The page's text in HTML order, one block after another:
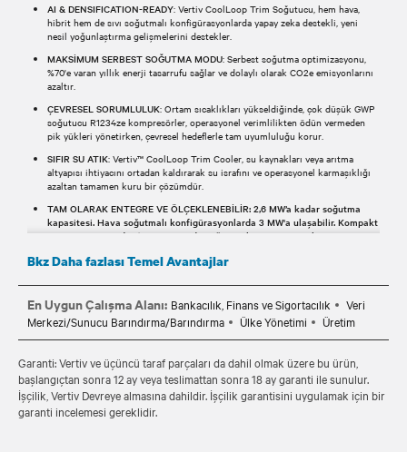
AI & DENSIFICATION-READY: Vertiv CoolLoop Trim Soğutucu, hem hava,
hibrit hem de sıvı soğutmalı konfigürasyonlarda yapay zeka destekli, yeni
nesil yoğunlaştırma gelişmelerini destekler.
MAKSİMUM SERBEST SOĞUTMA MODU: Serbest soğutma optimizasyonu,
%70'e varan yıllık enerji tasarrufu sağlar ve dolaylı olarak CO2e emisyonlarını
azaltır.
ÇEVRESEL SORUMLULUK: Ortam sıcaklıkları yükseldiğinde, çok düşük GWP
soğutucu R1234ze kompresörler, operasyonel verimlilikten ödün vermeden
pik yükleri yönetirken, çevresel hedeflerle tam uyumluluğu korur.
SIFIR SU ATIK: Vertiv™ CoolLoop Trim Cooler, su kaynakları veya arıtma
altyapısı ihtiyacını ortadan kaldırarak su israfını ve operasyonel karmaşıklığı
azaltan tamamen kuru bir çözümdür.
TAM OLARAK ENTEGRE VE ÖLÇEKLENEBİLİR: 2,6 MW’a kadar soğutma
kapasitesi. Hava soğutmalı konfigürasyonlarda 3 MW'a ulaşabilir. Kompakt
tasarımı sayesinde %40'ın üzerinde soğutma kapasitesi net kazancı.
Bkz Daha fazlası Temel Avantajlar
En Uygun Çalışma Alanı: Bankacılık, Finans ve Sigortacılık
Veri
Merkezi/Sunucu Barındırma/Barındırma
Ülke Yönetimi Üretim
Garanti: Vertiv ve üçüncü taraf parçaları da dahil olmak üzere bu ürün,
başlangıçtan sonra 12 ay veya teslimattan sonra 18 ay garanti ile sunulur.
İşçilik, Vertiv Devreye almasına dahildir. İşçilik garantisini uygulamak için bir
garanti incelemesi gereklidir.